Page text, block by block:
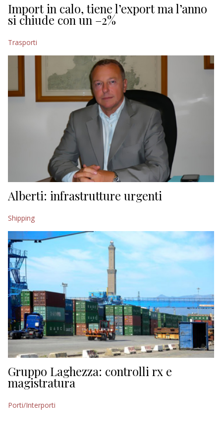
Import in calo, tiene l’export ma l’anno
si chiude con un –2%
Trasporti
Alberti: infrastrutture urgenti
Shipping
Gruppo Laghezza: controlli rx e
magistratura
Porti/Interporti